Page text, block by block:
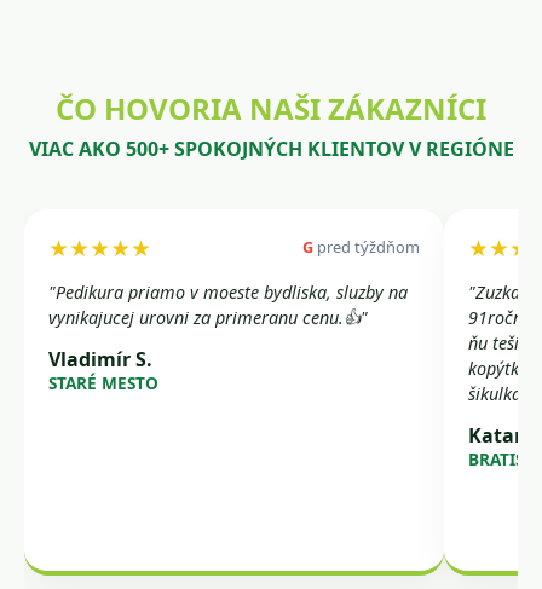
ČO HOVORIA NAŠI ZÁKAZNÍCI
VIAC AKO 500+ SPOKOJNÝCH KLIENTOV V REGIÓNE
★★★★★ G pred týždňom
"Pedikura priamo v moeste bydliska, sluzby na
vynikajucej urovni za primeranu cenu.👍"
Vladimír S.
STARÉ MESTO
"Zuzka
91ročná
ňu teší.
kopýtka
šikulka,